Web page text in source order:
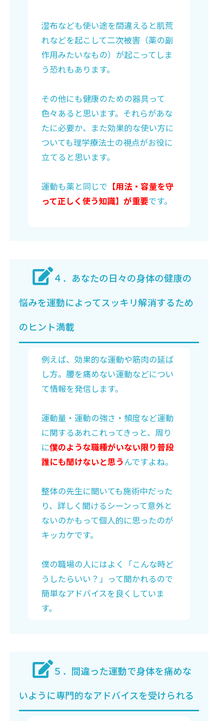
湿布なども使い途を間違えると肌荒
れなどを起こして二次被害（薬の副
作用みたいなもの）が起こってしま
う恐れもあります。
その他にも健康のための器具って
色々あると思います。それらがあな
たに必要か、また効果的な使い方に
ついても理学療法士の視点がお役に
立てると思います。
運動も薬と同じで 【用法・容量を守
って正しく使う知識】が重要です。
４．あなたの日々の身体の健康の
悩みを運動によってスッキリ解消するため
のヒント満載
例えば、効果的な運動や筋肉の延ば
し方。腰を痛めない運動などについ
て情報を発信します。
運動量・運動の強さ・頻度など運動
に関するあれこれってきっと、周り
に僕のような職種がいない限り普段
誰にも聞けないと思うんですよね。
整体の先生に聞いても施術中だった
り、詳しく聞けるシーンって意外と
ないのかもって個人的に思ったのが
キッカケです。
僕の職場の人にはよく「こんな時ど
うしたらいい？」って聞かれるので
簡単なアドバイスを良くしていま
す。
５．間違った運動で身体を痛めな
いように専門的なアドバイスを受けられる